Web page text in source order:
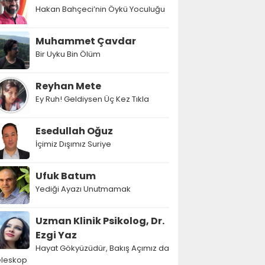
Hakan Bahçeci’nin Öykü Yoculuğu
Muhammet Çavdar
Bir Uyku Bin Ölüm
Reyhan Mete
Ey Ruh! Geldiysen Üç Kez Tıkla
Esedullah Oğuz
İçimiz Dışımız Suriye
Ufuk Batum
Yediği Ayazı Unutmamak
Uzman Klinik Psikolog, Dr.
Ezgi Yaz
Hayat Gökyüzüdür, Bakış Açımız da